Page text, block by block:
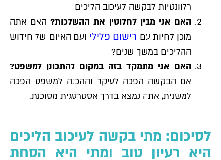
רלוונטיות לבקשה לעיכוב הליכים.
האם אני מבין לחלוטין את ההשלכות?האם אתה
מוכן לחיות עם רישום פלילי ועם האיום של חידוש
ההליכים במשך שנים?
האם אני מתמקד בזה במקום להתכונן למשפט?
אם הבקשה הפכה לעיקר וההכנה למשפט הפכה
למשנית, אתה נמצא בדרך אסטרטגית מסוכנת.
לסיכום: מתי בקשה לעיכוב הליכים
היא רעיון טוב ומתי היא הסחת